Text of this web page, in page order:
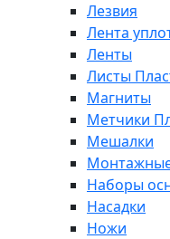
Лезвия
Лента
Ленты
Листы
Магниты
Метчики
Мешалки
Наборы
Насадки
Ножи